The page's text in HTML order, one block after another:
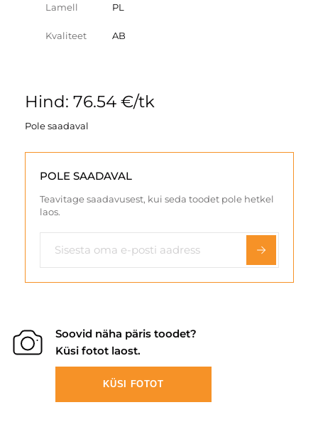
Lamell PL
Kvaliteet AB
Hind: 76.54 €/tk
Pole saadaval
POLE SAADAVAL
Teavitage saadavusest, kui seda toodet pole hetkel
laos.
Soovid näha päris toodet?
Küsi fotot laost.
KÜSI FOTOT